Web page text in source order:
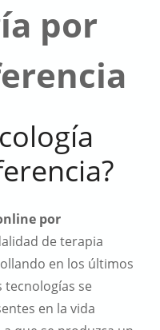
por
por
de terapia
en los últimos
tecnologías se
en la vida